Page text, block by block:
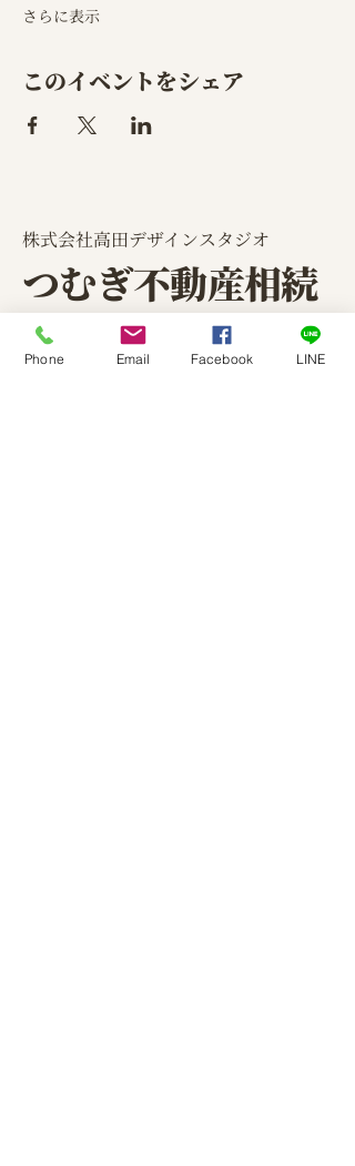
さらに表示
このイベントをシェア
​株式会社高田デザインスタジオ
つむぎ不動産相続
TEL: ０３－６２７１－５２２１
Phone Email Facebook LINE